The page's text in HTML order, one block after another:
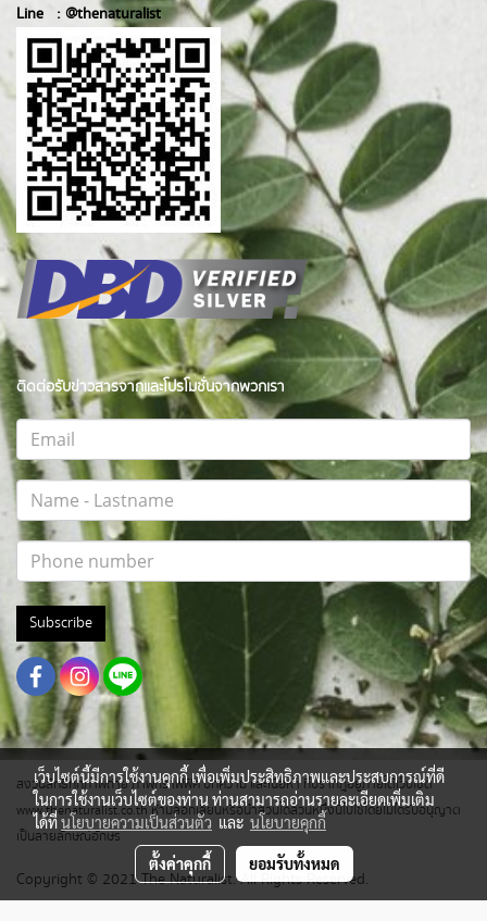
Line : @thenaturalist
ติดต่อรับข่าวสารจากและโปรโมชั่นจากพวกเรา
Subscribe
สงวนสิทธิ์ทุกภาพถ่าย ภาพกราฟฟิค บทความ และเนื้อหา ที่ปรากฎอยู่ภายใต้เว็บไซต์
www.thenaturalist.co.th ห้ามลอกเลียนหรือนำส่วนใดส่วนหนึ่งนี้ไปใช้โดยไม่ได้รับอนุญาต
เป็นลายลักษณ์อักษร
Copyright © 2021 The Naturalist. All Rights Reserved.
เว็บไซต์นี้มีการใช้งานคุกกี้ เพื่อเพิ่มประสิทธิภาพและประสบการณ์ที่ดี
ในการใช้งานเว็บไซต์ของท่าน ท่านสามารถอ่านรายละเอียดเพิ่มเติม
ได้ที่นโยบายความเป็นส่วนตัว และ นโยบายคุกกี้
ตั้งค่าคุกกี้ ยอมรับทั้งหมด